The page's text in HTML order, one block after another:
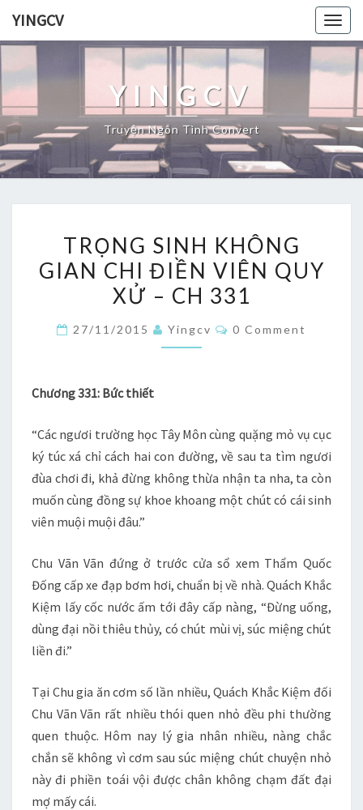
content
YINGCV
YINGCV
Truyện Ngôn Tình Convert
SINH
KHÔNG
GIAN
ĐIỀN
TRỌNG SINH KHÔNG
GIAN CHI ĐIỀN VIÊN QUY
XỬ – CH 331
27/11/2015 Yingcv Comments
0 Comment
Chương 331: Bức thiết
“Các ngươi trường học Tây Môn cùng quặng mỏ vụ cục
ký túc xá chỉ cách hai con đường, về sau ta tìm ngươi
đùa chơi đi, khả đừng không thừa nhận ta nha, ta còn
muốn cùng đồng sự khoe khoang một chút có cái sinh
viên muội muội đâu.”
Chu Vãn Vãn đứng ở trước cửa sổ xem Thẩm Quốc
Đống cấp xe đạp bơm hơi, chuẩn bị về nhà. Quách Khắc
Kiệm lấy cốc nước ấm tới đây cấp nàng, “Đừng uống,
dùng đại nồi thiêu thủy, có chút mùi vị, súc miệng chút
liền đi.”
Tại Chu gia ăn cơm số lần nhiều, Quách Khắc Kiệm đối
Chu Vãn Vãn rất nhiều thói quen nhỏ đều phi thường
quen thuộc. Hôm nay lý gia nhân nhiều, nàng chắc
chắn sẽ không vì cơm sau súc miệng chút chuyện nhỏ
này đi phiền toái vội được chân không chạm đất đại
mợ mấy cái.